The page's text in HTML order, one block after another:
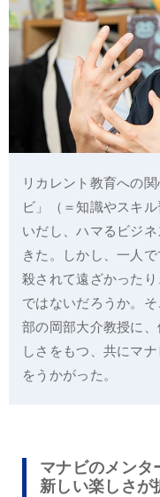
リカレント教育への
ビ」（＝知識やスキ
いだし、ハマるビジ
きた。しかし、一人
殺されて遠ざかった
ではないだろうか。
部の岡部大介教授に
しさをもつ、共にマ
をうかがった。
マナビのメンタ
新しい楽しさが